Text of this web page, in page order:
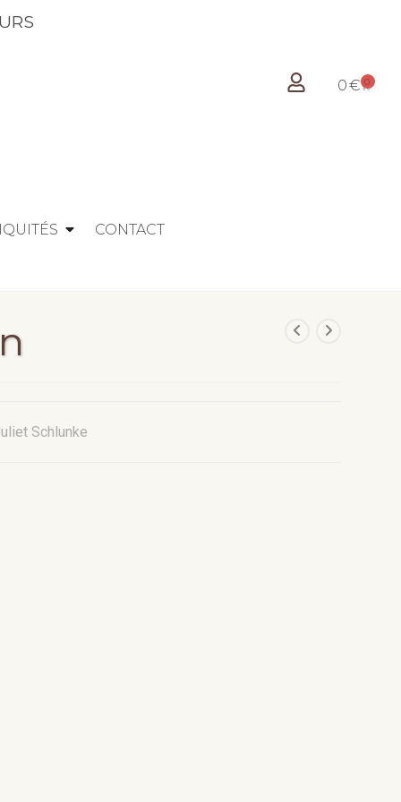
JOURS
0€ 0
CONTACT
Schlunke